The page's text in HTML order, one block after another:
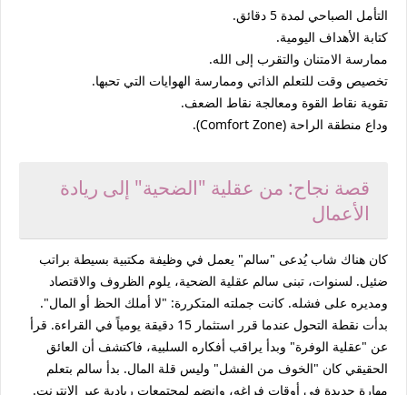
التأمل الصباحي لمدة 5 دقائق.
كتابة الأهداف اليومية.
ممارسة الامتنان والتقرب إلى الله.
تخصيص وقت للتعلم الذاتي وممارسة الهوايات التي تحبها.
تقوية نقاط القوة ومعالجة نقاط الضعف.
وداع منطقة الراحة (Comfort Zone).
قصة نجاح: من عقلية "الضحية" إلى ريادة
الأعمال
كان هناك شاب يُدعى "سالم" يعمل في وظيفة مكتبية بسيطة براتب
ضئيل. لسنوات، تبنى سالم عقلية الضحية، يلوم الظروف والاقتصاد
ومديره على فشله. كانت جملته المتكررة: "لا أملك الحظ أو المال".
بدأت نقطة التحول عندما قرر استثمار 15 دقيقة يومياً في القراءة. قرأ
عن "عقلية الوفرة" وبدأ يراقب أفكاره السلبية، فاكتشف أن العائق
الحقيقي كان "الخوف من الفشل" وليس قلة المال. بدأ سالم بتعلم
مهارة جديدة في أوقات فراغه، وانضم لمجتمعات ريادية عبر الإنترنت.